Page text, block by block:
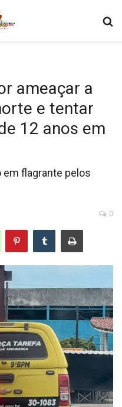
ameaçar a
e tentar
12 anos em
flagrante pelos
0